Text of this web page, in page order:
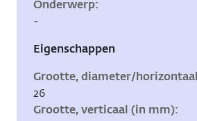
Onderwerp
-
Eigenschappen
Grootte, diameter/
26
Grootte, verticaal (in mm)